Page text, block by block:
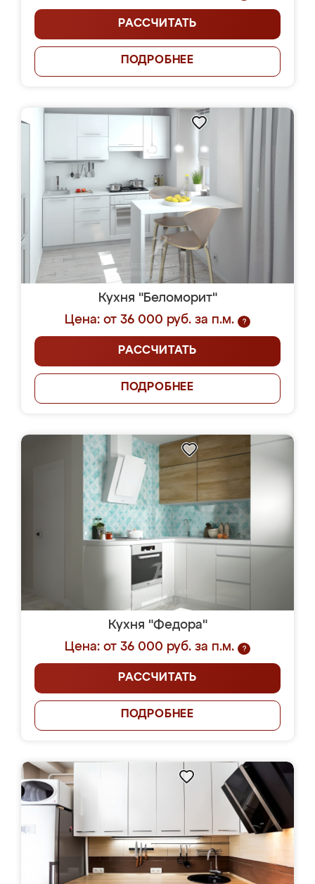
РАССЧИТАТЬ
ПОДРОБНЕЕ
Кухня "Беломорит"
Цена: от 36 000 руб. за п.м.
?
РАССЧИТАТЬ
ПОДРОБНЕЕ
Кухня "Федора"
Цена: от 36 000 руб. за п.м.
?
РАССЧИТАТЬ
ПОДРОБНЕЕ